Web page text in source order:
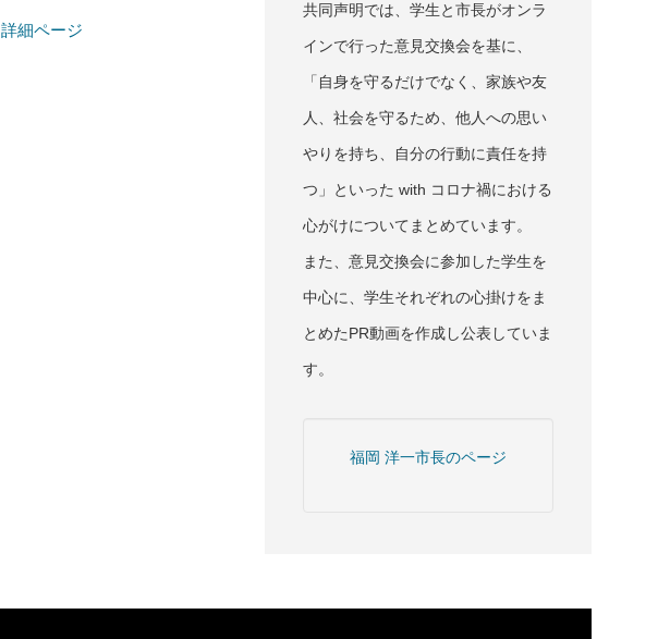
共同声明では、学生と市長がオンラ
インで行った意見交換会を基に、
「自身を守るだけでなく、家族や友
人、社会を守るため、他人への思い
やりを持ち、自分の行動に責任を持
つ」といった with コロナ禍における
心がけについてまとめています。
また、意見交換会に参加した学生を
中心に、学生それぞれの心掛けをま
とめたPR動画を作成し公表していま
す。
福岡 洋一市長のページ
詳細ページ